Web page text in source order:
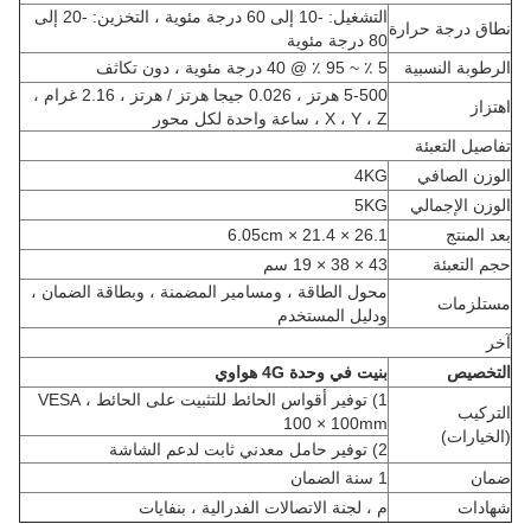
نطاق درجة حرارة
التشغيل: -10 إلى 60 درجة مئوية ، التخزين: -20 إلى
80 درجة مئوية
الرطوبة النسبية
5 ٪ ~ 95 ٪ @ 40 درجة مئوية ، دون تكاثف
اهتزاز
5-500 هرتز ، 0.026 جيجا هرتز / هرتز ، 2.16 غرام ،
X ، Y ، Z ، ساعة واحدة لكل محور
تفاصيل التعبئة
الوزن الصافي
4KG
الوزن الإجمالي
5KG
بعد المنتج
26.1 × 21.4 × 6.05cm
حجم التعبئة
43 × 38 × 19 سم
مستلزمات
محول الطاقة ، ومسامير المضمنة ، وبطاقة الضمان ،
ودليل المستخدم
آخر
التخصيص
بنيت في وحدة 4G هواوي
التركيب
(الخيارات)
1) توفير أقواس الحائط للتثبيت على الحائط ، VESA
100 × 100mm
2) توفير حامل معدني ثابت لدعم الشاشة
ضمان
1 سنة الضمان
شهادات
م ، لجنة الاتصالات الفدرالية ، بنفايات